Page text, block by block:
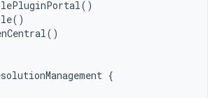
()
()
()
{